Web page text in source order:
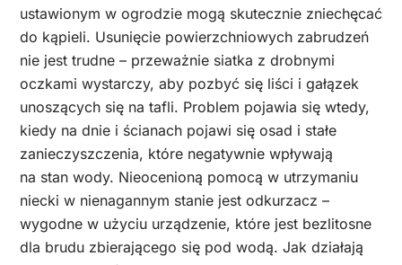
ustawionym w ogrodzie mogą skutecznie zniechęcać
do kąpieli. Usunięcie powierzchniowych zabrudzeń
nie jest trudne – przeważnie siatka z drobnymi
oczkami wystarczy, aby pozbyć się liści i gałązek
unoszących się na tafli. Problem pojawia się wtedy,
kiedy na dnie i ścianach pojawi się osad i stałe
zanieczyszczenia, które negatywnie wpływają
na stan wody. Nieocenioną pomocą w utrzymaniu
niecki w nienagannym stanie jest odkurzacz –
wygodne w użyciu urządzenie, które jest bezlitosne
dla brudu zbierającego się pod wodą. Jak działają